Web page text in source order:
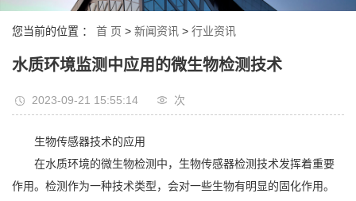
您当前的位置 ： 首 页 > 新闻资讯 > 行业资讯
水质环境监测中应用的微生物检测技术
2023-09-21 15:55:14 次
生物传感器技术的应用
在水质环境的微生物检测中，生物传感器检测技术发挥着重要
作用。检测作为一种技术类型，会对一些生物有明显的固化作用。